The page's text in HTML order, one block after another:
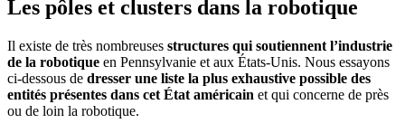
Les pôles et clusters dans la robotique
Il existe de très nombreuses structures qui soutiennent l’industrie
de la robotique en Pennsylvanie et aux États-Unis. Nous essayons
ci-dessous de dresser une liste la plus exhaustive possible des
entités présentes dans cet État américain et qui concerne de près
ou de loin la robotique.